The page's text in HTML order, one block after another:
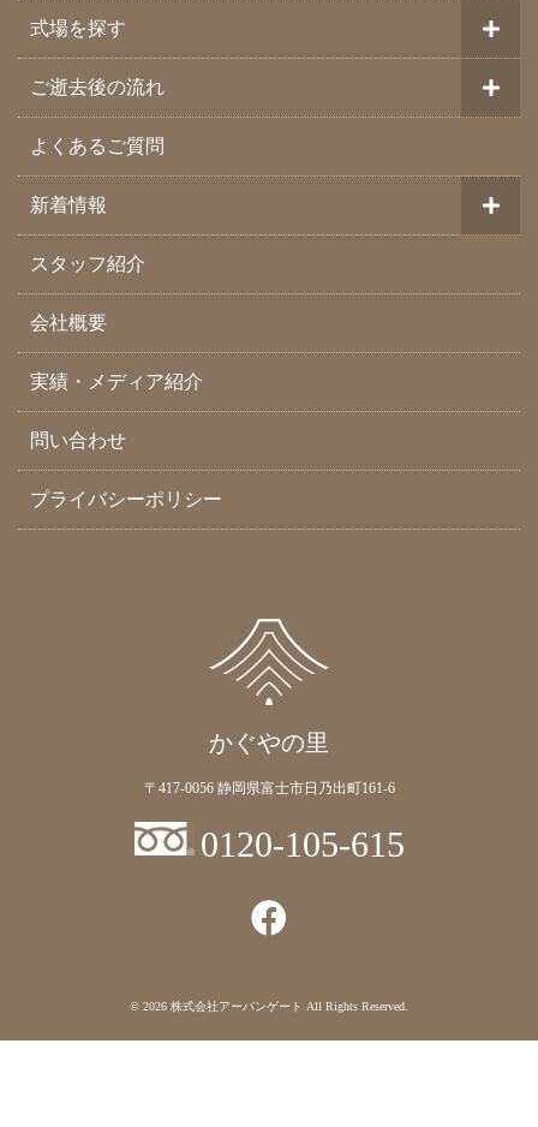
式場を探す
ご逝去後の流れ
よくあるご質問
新着情報
スタッフ紹介
会社概要
実績・メディア紹介
問い合わせ
プライバシーポリシー
かぐやの里
〒417-0056 静岡県富士市日乃出町161-6
0120-105-615
© 2026 株式会社アーバンゲート All Rights Reserved.